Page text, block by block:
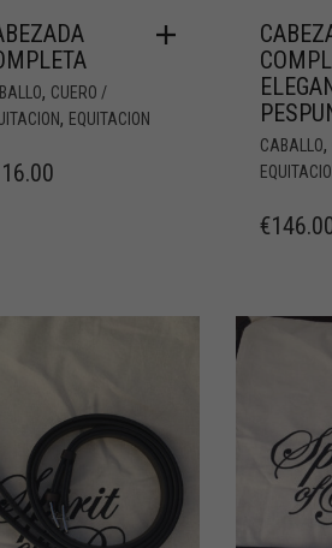
, CUERO /
, EQUITACION
CABALLO,
€